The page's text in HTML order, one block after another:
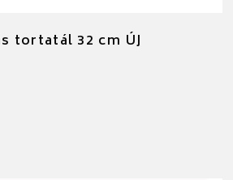
tortatál 32 cm ÚJ